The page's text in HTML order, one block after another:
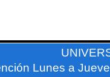
Lunes a